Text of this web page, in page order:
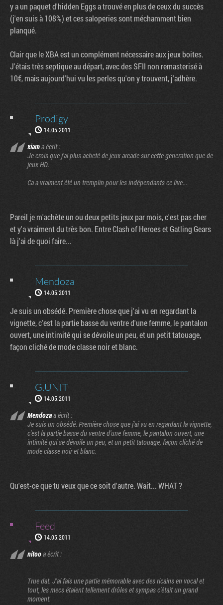
y a un paquet d'hidden Eggs a trouvé en plus de ceux du succès
(j'en suis à 108%) et ces saloperies sont méchamment bien
planqué.
Clair que le XBA est un complément nécessaire aux jeux boites.
J'étais très septique au départ, avec des SFII non remasterisé à
10€, mais aujourd'hui vu les perles qu'on y trouvent, j'adhère.
Prodigy
14.05.2011
xiama écrit :
Je crois que j'ai plus acheté de jeux arcade sur cette generation que de
jeux HD.
Ca a vraiment été un tremplin pour les indépendants ce live...
Pareil je m'achète un ou deux petits jeux par mois, c'est pas cher
et y'a vraiment du très bon. Entre Clash of Heroes et Gatling Gears
là j'ai de quoi faire...
Mendoza
14.05.2011
Je suis un obsédé. Première chose que j'ai vu en regardant la
vignette, c'est la partie basse du ventre d'une femme, le pantalon
ouvert, une intimité qui se dévoile un peu, et un petit tatouage,
façon cliché de mode classe noir et blanc.
G.UNIT
14.05.2011
Mendozaa écrit :
Je suis un obsédé. Première chose que j'ai vu en regardant la vignette,
c'est la partie basse du ventre d'une femme, le pantalon ouvert, une
intimité qui se dévoile un peu, et un petit tatouage, façon cliché de
mode classe noir et blanc.
Qu'est-ce que tu veux que ce soit d'autre. Wait... WHAT ?
Feed
14.05.2011
nitooa écrit :
True dat. J'ai fais une partie mémorable avec des ricains en vocal et
tout, les mecs étaient tellement drôles et sympas c'était un grand
moment.